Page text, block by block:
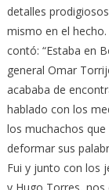
detalles
mismo en el
contó: “Estaba en
general Omar
acababa de
hablado con los
los muchachos
deformar sus
Fui y junto con los